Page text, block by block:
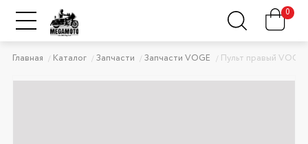
0
Главная Каталог Запчасти Запчасти VOGE Пульт правый VOGE